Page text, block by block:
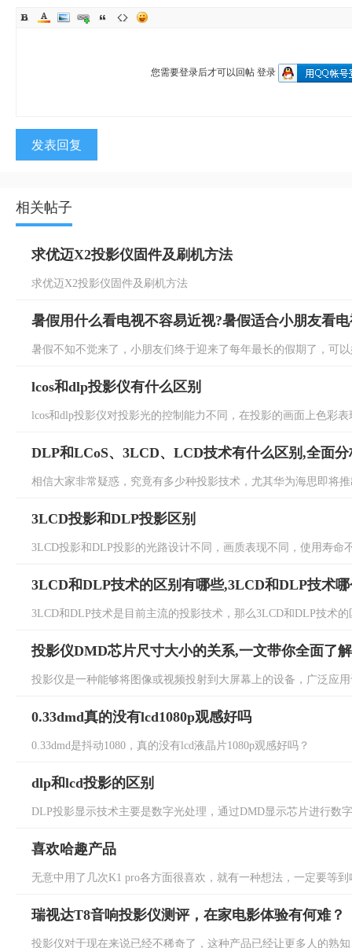
您需要登录后才可以回帖 登录
发表回复
相关帖子
求优迈X2投影仪固件及刷机方法
求优迈X2投影仪固件及刷机方法
暑假用什么看电视不容易近视?暑假适合小朋友看
暑假不知不觉来了，小朋友们终于迎来了每年最长的假期了，可
lcos和dlp投影仪有什么区别
lcos和dlp投影仪对投影光的控制能力不同，在投影的画面上色彩
DLP和LCoS、3LCD、LCD技术有什么区别,全面
相信大家非常疑惑，究竟有多少种投影技术，尤其华为海思即将
3LCD投影和DLP投影区别
3LCD投影和DLP投影的光路设计不同，画质表现不同，使用寿命
3LCD和DLP技术的区别有哪些,3LCD和DLP技术
3LCD和DLP技术是目前主流的投影技术，那么3LCD和DLP技术
投影仪DMD芯片尺寸大小的关系,一文带你全面了
投影仪是一种能够将图像或视频投射到大屏幕上的设备，广泛应
0.33dmd真的没有lcd1080p观感好吗
0.33dmd是抖动1080，真的没有lcd液晶片1080p观感好吗？
dlp和lcd投影的区别
DLP投影显示技术主要是数字光处理，通过DMD显示芯片进行数
喜欢哈趣产品
无意中用了几次K1 pro各方面很喜欢，就有一种想法，一定要等
瑞视达T8音响投影仪测评，在家电影体验有何难？
投影仪对于现在来说已经不稀奇了，这种产品已经让更多人的熟